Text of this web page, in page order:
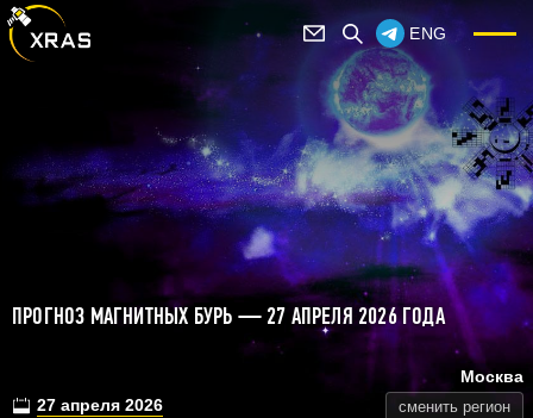
ENG
ПРОГНОЗ МАГНИТНЫХ БУРЬ — 27 АПРЕЛЯ 2026 ГОДА
27 апреля 2026
Москва
сменить регион